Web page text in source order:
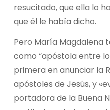
resucitado, que ella lo
que él le había dicho.
Pero María Magdalena
como “apóstola entre
primera en anunciar la
apóstoles de Jesús, y
portadora de la Buena